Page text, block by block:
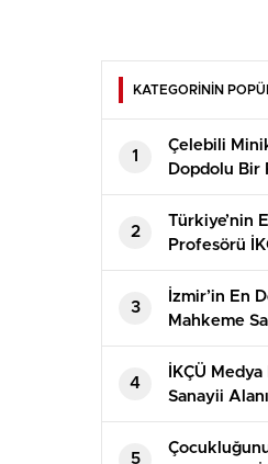
KATEGORİNİN
1
Çelebili
Dopdolu Bir
2
Türkiye’nin
Profesörü
3
İzmir’in En
Mahkeme
4
İKÇÜ
Sanayii
Kaner Kurt’u
5